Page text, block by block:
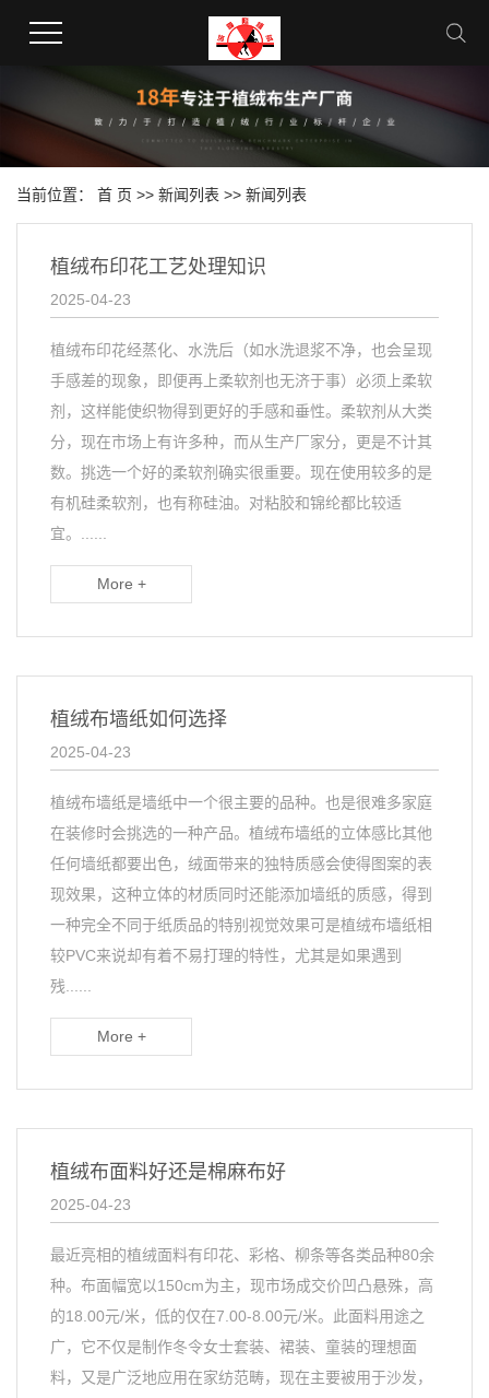
当前位置： 首 页 >> 新闻列表 >> 新闻列表
植绒布印花工艺处理知识
2025-04-23
植绒布印花经蒸化、水洗后（如水洗退浆不净，也会呈现
手感差的现象，即便再上柔软剂也无济于事）必须上柔软
剂，这样能使织物得到更好的手感和垂性。柔软剂从大类
分，现在市场上有许多种，而从生产厂家分，更是不计其
数。挑选一个好的柔软剂确实很重要。现在使用较多的是
有机硅柔软剂，也有称硅油。对粘胶和锦纶都比较适
宜。......
More +
植绒布墙纸如何选择
2025-04-23
植绒布墙纸是墙纸中一个很主要的品种。也是很难多家庭
在装修时会挑选的一种产品。植绒布墙纸的立体感比其他
任何墙纸都要出色，绒面带来的独特质感会使得图案的表
现效果，这种立体的材质同时还能添加墙纸的质感，得到
一种完全不同于纸质品的特别视觉效果可是植绒布墙纸相
较PVC来说却有着不易打理的特性，尤其是如果遇到
残......
More +
植绒布面料好还是棉麻布好
2025-04-23
最近亮相的植绒面料有印花、彩格、柳条等各类品种80余
种。布面幅宽以150cm为主，现市场成交价凹凸悬殊，高
的18.00元/米，低的仅在7.00-8.00元/米。此面料用途之
广，它不仅是制作冬令女士套装、裙装、童装的理想面
料，又是广泛地应用在家纺范畴，现在主要被用于沙发，